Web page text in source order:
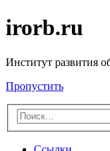
irorb.ru
Институт развития
Пропустить